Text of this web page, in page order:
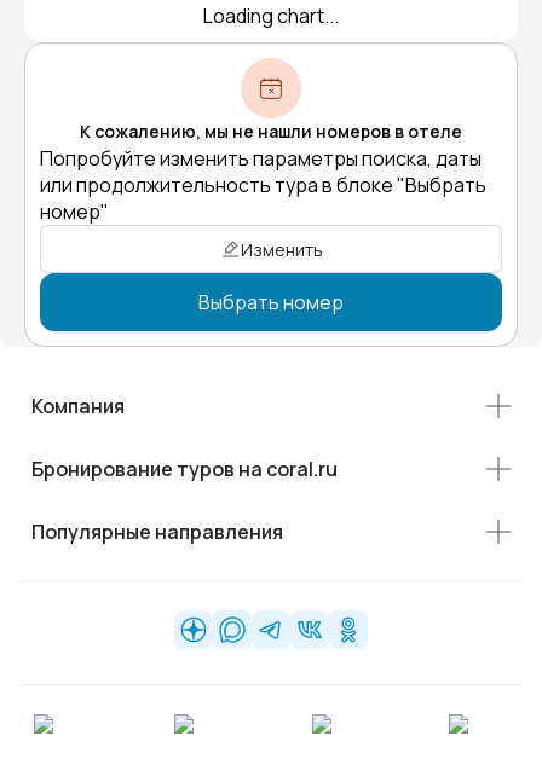
Loading chart...
К сожалению, мы не нашли номеров в отеле
Попробуйте изменить параметры поиска, даты
или продолжительность тура в блоке "Выбрать
номер"
Изменить
Выбрать номер
Компания
Бронирование туров на coral.ru
Популярные направления